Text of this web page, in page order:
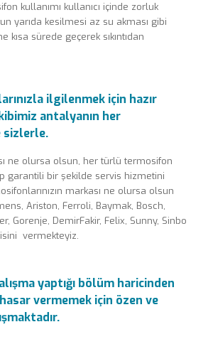
kullanımı kullanıcı içinde zorluk
yarıda kesilmesi az su akması gibi
sürede geçerek sıkıntıdan
ilgilenmek için hazır
antalyanın her
sizlerle.
ne olursa olsun, her türlü termosifon
garantili bir şekilde servis hizmetini
markası ne olursa olsun
Ariston, Ferroli, Baymak, Bosch,
Gorenje, DemirFakir, Felix, Sunny, Sinbo
vermekteyiz.
yaptığı bölüm haricinden
vermemek için özen ve